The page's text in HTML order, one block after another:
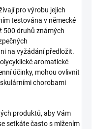
pro výrobu jejich
testována v německé
500 druhů známých
na vyžádání předložit.
aromatické
účinky, mohou ovlivnit
chorobami
produktů, aby Vám
setkáte často s mlžením